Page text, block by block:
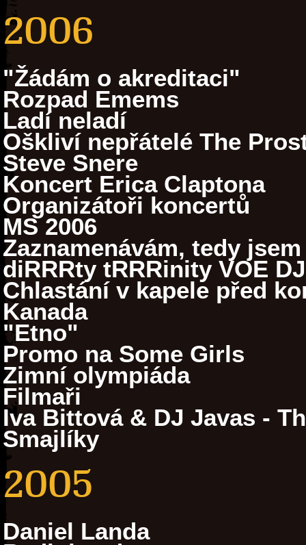
2006
"Žádám o akreditaci"
Rozpad Emems
Ladí neladí
Oškliví nepřátelé The
Steve Snere
Koncert Erica Claptona
Organizátoři koncertů
MS 2006
Zaznamenávám, tedy jsem
diRRRty tRRRinity VOE
Chlastání v kapele před
Kanada
"Etno"
Promo na Some Girls
Zimní olympiáda
Filmaři
Iva Bittová & DJ Javas -
Smajlíky
2005
Daniel Landa